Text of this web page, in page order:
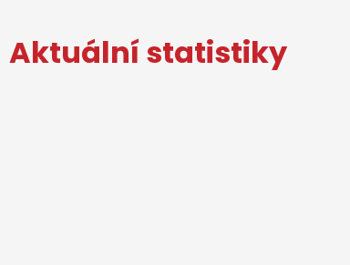
Aktuální statistiky